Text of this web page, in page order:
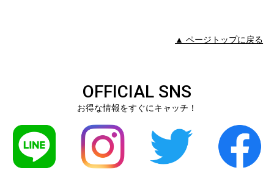
▲ ページトップに戻る
OFFICIAL SNS
お得な情報をすぐにキャッチ！